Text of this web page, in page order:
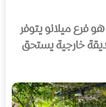
فرع ميلانو يتوفر
خارجية يستحق